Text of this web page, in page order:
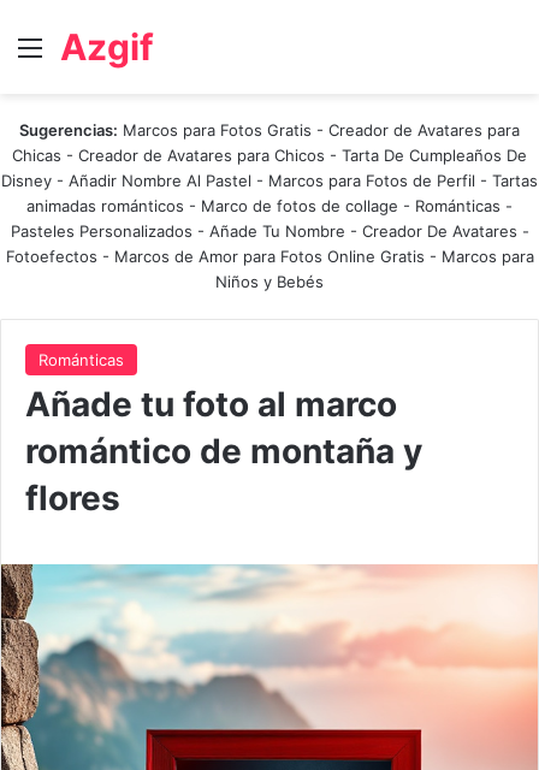
Menú
Azgif
Sugerencias: Marcos para Fotos Gratis - Creador de Avatares para
Chicas - Creador de Avatares para Chicos - Tarta De Cumpleaños De
Disney - Añadir Nombre Al Pastel - Marcos para Fotos de Perfil - Tartas
animadas románticos - Marco de fotos de collage - Románticas -
Pasteles Personalizados - Añade Tu Nombre - Creador De Avatares -
Fotoefectos - Marcos de Amor para Fotos Online Gratis - Marcos para
Niños y Bebés
Románticas
Añade tu foto al marco
romántico de montaña y
flores